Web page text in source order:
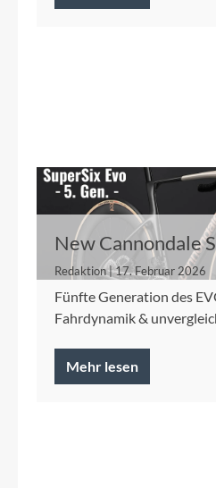
New Cannondale
Redaktion | 17. Februar 2026
Fünfte Generation des
Fahrdynamik &
Mehr lesen